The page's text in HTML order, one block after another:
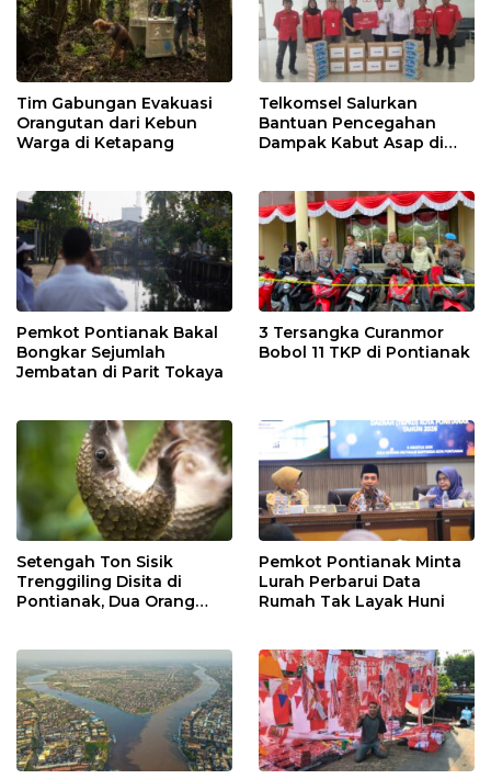
Tim Gabungan Evakuasi
Orangutan dari Kebun
Warga di Ketapang
Telkomsel Salurkan
Bantuan Pencegahan
Dampak Kabut Asap di
Pemkot Pontianak Bakal
Bongkar Sejumlah
Jembatan di Parit Tokaya
3 Tersangka Curanmor
Bobol 11 TKP di Pontianak
Setengah Ton Sisik
Trenggiling Disita di
Pontianak, Dua Orang
Pemkot Pontianak Minta
Lurah Perbarui Data
Rumah Tak Layak Huni